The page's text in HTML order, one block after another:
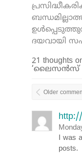
ദയവായി
21
‘ലൈസന്‍സ് ടു
Older
I was
posts.